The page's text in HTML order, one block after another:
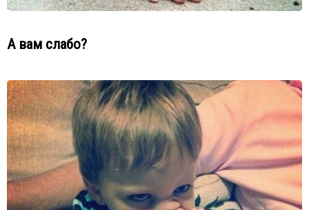
А вам слабо?